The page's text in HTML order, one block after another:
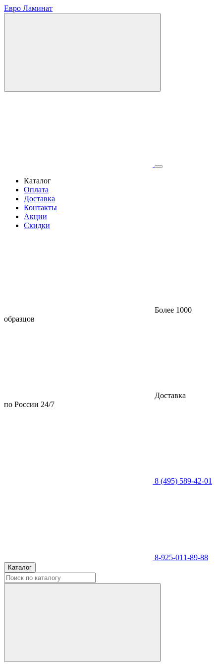
Евро Ламинат
Каталог
Оплата
Доставка
Контакты
Акции
Скидки
Более 1000
образцов
Доставка
по России 24/7
8 (495) 589-42-01
8-925-011-89-88
Каталог